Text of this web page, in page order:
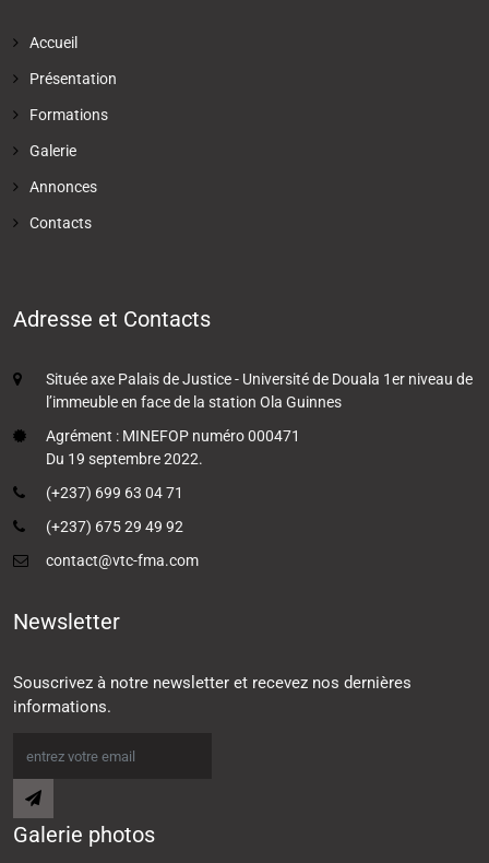
Accueil
Présentation
Formations
Galerie
Annonces
Contacts
Adresse et Contacts
Située axe Palais de Justice - Université de Douala 1er niveau de
l’immeuble en face de la station Ola Guinnes
Agrément : MINEFOP numéro 000471
Du 19 septembre 2022.
(+237) 699 63 04 71
(+237) 675 29 49 92
contact@vtc-fma.com
Newsletter
Souscrivez à notre newsletter et recevez nos dernières
informations.
Galerie photos